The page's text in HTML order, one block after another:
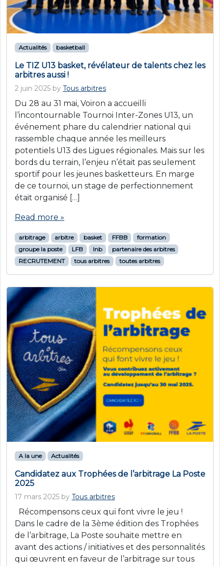
Actualités basketball
Le TIZ U13 basket, révélateur de talents chez les
arbitres aussi !
2 juin 2025 by Tous arbitres
Du 28 au 31 mai, Voiron a accueilli
l’incontournable Tournoi Inter-Zones U13, un
événement phare du calendrier national qui
rassemble chaque année les meilleurs
potentiels U13 des Ligues régionales. Mais sur les
bords du terrain, l’enjeu n’était pas seulement
sportif pour les jeunes basketteurs. En marge
de ce tournoi, un stage de perfectionnement
était organisé […]
Read more »
arbitrage arbitre basket FFBB
formation
groupe la poste
LFB lnb
partenaire des arbitres
RECRUTEMENT
tous arbitres toutes arbitres
A la une Actualités
Candidatez aux Trophées de l’arbitrage La Poste
2025
17 mars 2025 by Tous arbitres
Récompensons ceux qui font vivre le jeu !
Dans le cadre de la 3ème édition des Trophées
de l’arbitrage, La Poste souhaite mettre en
avant des actions / initiatives et des personnalités
qui œuvrent en faveur de l’arbitrage sur tous